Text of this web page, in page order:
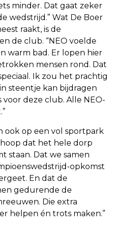
minder. Dat gaat zeker
wedstrijd.” Wat De Boer
raakt, is de
de club. “NEO voelde
warm bad. Er lopen hier
mensen rond. Dat
Ik zou het prachtig
steentje kan bijdragen
voor deze club. Alle NEO-
ook op een vol sportpark
dat het hele dorp
staan. Dat we samen
opkomst
En dat de
gedurende de
Die extra
helpen én trots maken.”